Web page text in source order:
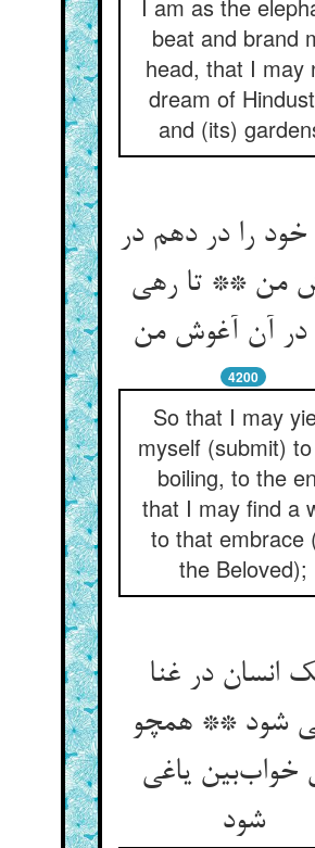
I am as the
beat and brand
head, that I may
dream of
and (its)
خود را در دهم در
من ** تا رهی
در آن آغوش من
4200
So that I may
myself (submit)
boiling, to the
that I may find a
to that embrace
the Beloved);
انسان در غنا
شود ** همچو
خواب‌بین یاغی
شود